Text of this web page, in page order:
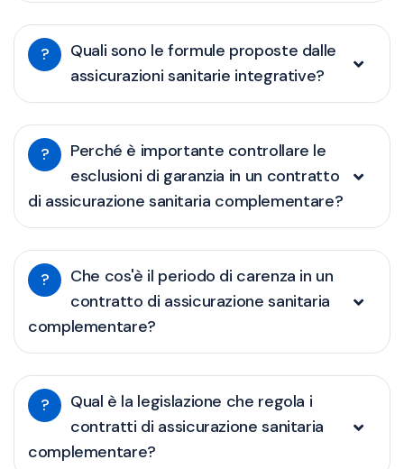
?
Quali sono le formule proposte dalle
assicurazioni sanitarie integrative?
?
Perché è importante controllare le
esclusioni di garanzia in un contratto
di assicurazione sanitaria complementare?
?
Che cos'è il periodo di carenza in un
contratto di assicurazione sanitaria
complementare?
?
Qual è la legislazione che regola i
contratti di assicurazione sanitaria
complementare?